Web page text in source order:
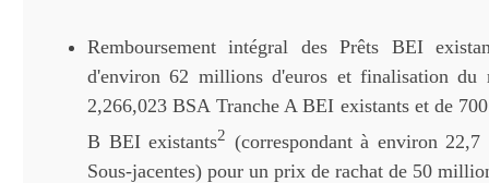
Remboursement intégral des Prêts BEI
d'environ 62 millions d'euros et finalisation du
2,266,023 BSA Tranche A BEI existants et de
B BEI existants2 (correspondant à environ
Sous-jacentes) pour un prix de rachat de 50